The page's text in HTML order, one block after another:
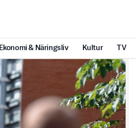
Ekonomi & Näringsliv Kultur TV